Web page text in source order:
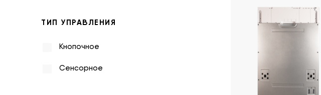
ТИП УПРАВЛЕНИЯ
Кнопочное
Сенсорное